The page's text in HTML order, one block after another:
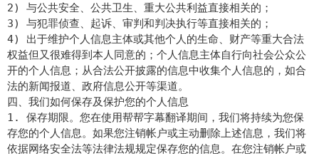
2) 与公共安全、公共卫生、重大公共利益直接相关的；
3) 与犯罪侦查、起诉、审判和判决执行等直接相关的；
4) 出于维护个人信息主体或其他个人的生命、财产等重大合法
权益但又很难得到本人同意的；个人信息主体自行向社会公众公
开的个人信息；从合法公开披露的信息中收集个人信息的，如合
法的新闻报道、政府信息公开等渠道。
四、我们如何保存及保护您的个人信息
1. 保存期限。您在使用帮帮字幕翻译期间，我们将持续为您保
存您的个人信息。如果您注销帐户或主动删除上述信息，我们将
依据网络安全法等法律法规规定保存您的信息。在您注销帐户或